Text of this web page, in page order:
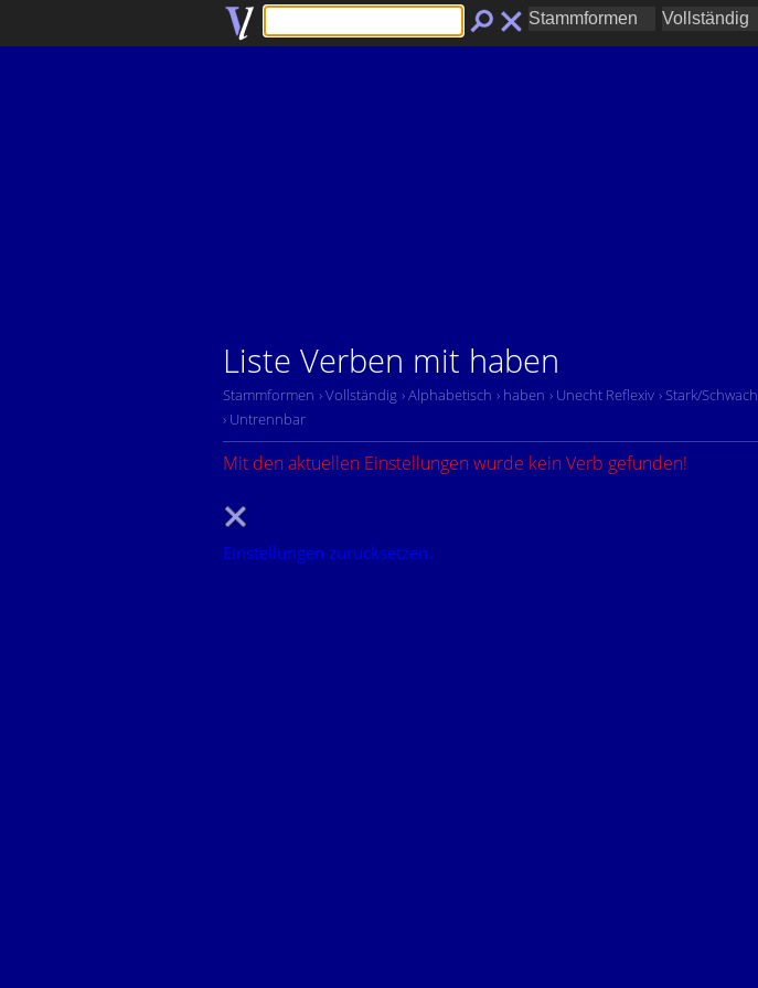
Liste Verben mit haben
Stammformen › Vollständig › Alphabetisch › haben › Unecht Reflexiv › Stark/Schwach
› Untrennbar
Mit den aktuellen Einstellungen wurde kein Verb gefunden!
Einstellungen zurücksetzen.